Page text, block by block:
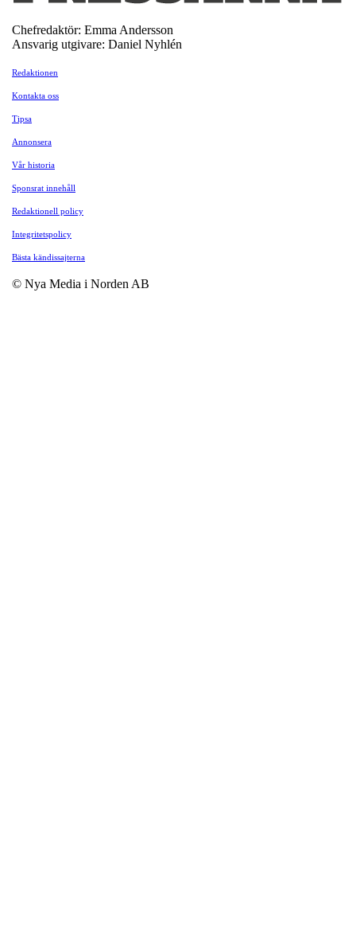
Chefredaktör: Emma Andersson
Ansvarig utgivare: Daniel Nyhlén
Redaktionen
Kontakta oss
Tipsa
Annonsera
Vår historia
Sponsrat innehåll
Redaktionell policy
Integritetspolicy
Bästa kändissajterna
© Nya Media i Norden AB